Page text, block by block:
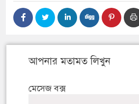
আপনার মতামত লিখুন
মেসেজ বক্স